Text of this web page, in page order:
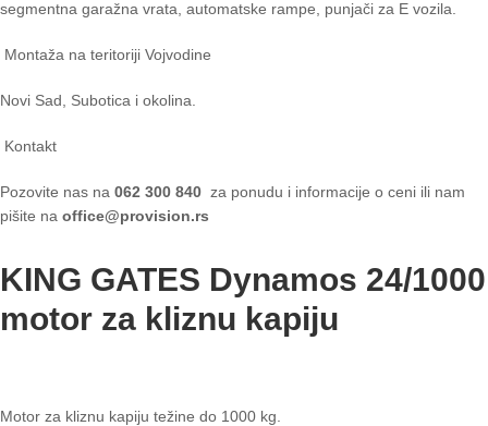
segmentna garažna vrata, automatske rampe, punjači za E vozila.
Montaža na teritoriji Vojvodine
Novi Sad, Subotica i okolina.
Kontakt
Pozovite nas na 062 300 840 za ponudu i informacije o ceni ili nam
pišite na office@provision.rs
KING GATES Dynamos 24/1000
motor za kliznu kapiju
Motor za kliznu kapiju težine do 1000 kg.